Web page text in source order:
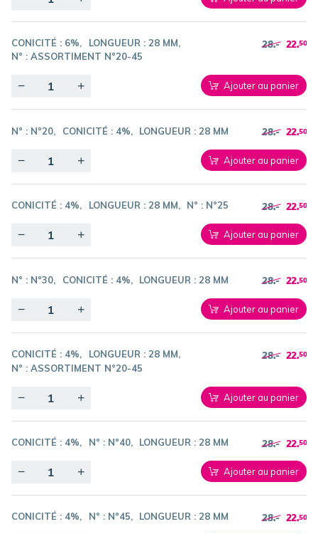
CONICITÉ : 6% LONGUEUR : 28 MM
N° : ASSORTIMENT N°20-45
28.- 22.50
Quantity Ajouter au panier
N° : N°20 CONICITÉ : 4% LONGUEUR : 28 MM 28.- 22.50
Quantity Ajouter au panier
CONICITÉ : 4% LONGUEUR : 28 MM N° : N°25 28.- 22.50
Quantity Ajouter au panier
N° : N°30 CONICITÉ : 4% LONGUEUR : 28 MM 28.- 22.50
Quantity Ajouter au panier
CONICITÉ : 4% LONGUEUR : 28 MM
N° : ASSORTIMENT N°20-45
28.- 22.50
Quantity Ajouter au panier
CONICITÉ : 4% N° : N°40 LONGUEUR : 28 MM 28.- 22.50
Quantity Ajouter au panier
CONICITÉ : 4% N° : N°45 LONGUEUR : 28 MM 28.- 22.50